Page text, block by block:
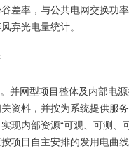
差率，与公共电网交换功
弃光电量统计。
并网型项目整体及内部电
资料，并按为系统提供服
现内部资源“可观、可测
项目自主安排的发用电曲